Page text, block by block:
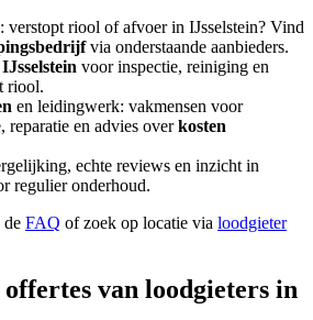
: verstopt riool of afvoer in IJsselstein? Vind
via onderstaande aanbieders.
IJsselstein voor inspectie, reiniging en
riool.
en leidingwerk: vakmensen voor
reparatie en advies overkosten
echte reviews en inzicht in
regulier onderhoud.
de FAQ of zoek op locatie via loodgieter
van loodgieters in